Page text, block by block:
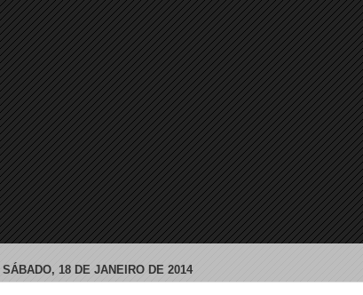
SÁBADO, 18 DE JANEIRO DE 2014